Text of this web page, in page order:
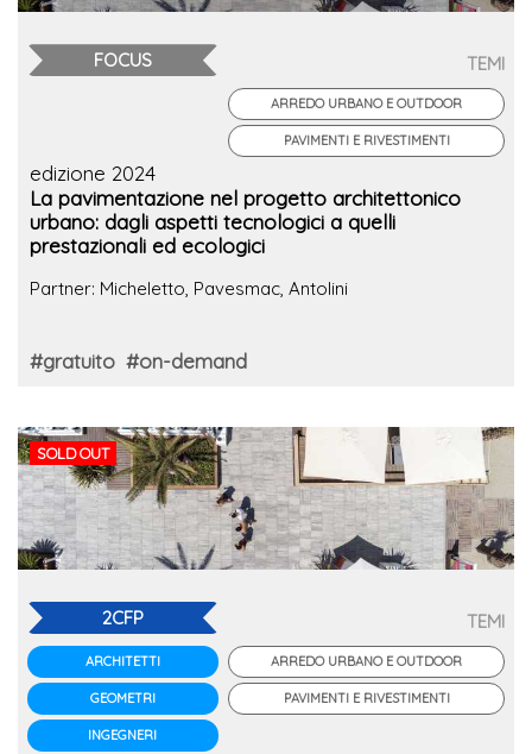
FOCUS TEMI
ARREDO URBANO E OUTDOOR
PAVIMENTI E RIVESTIMENTI
edizione 2024
La pavimentazione nel progetto architettonico
urbano: dagli aspetti tecnologici a quelli
prestazionali ed ecologici
Partner: Micheletto, Pavesmac, Antolini
#gratuito #on-demand
SOLD OUT
2CFP
ARCHITETTI
GEOMETRI
INGEGNERI
TEMI
ARREDO URBANO E OUTDOOR
PAVIMENTI E RIVESTIMENTI